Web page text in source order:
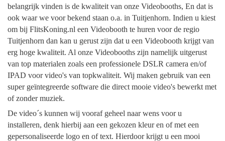
belangrijk vinden is de kwaliteit van onze Videobooths, En dat is
ook waar we voor bekend staan o.a. in Tuitjenhorn. Indien u kiest
om bij FlitsKoning.nl een Videobooth te huren voor de regio
Tuitjenhorn dan kan u gerust zijn dat u een Videobooth krijgt van
erg hoge kwaliteit. Al onze Videobooths zijn namelijk uitgerust
van top materialen zoals een professionele DSLR camera en/of
IPAD voor video's van topkwaliteit. Wij maken gebruik van een
super geïntegreerde software die direct mooie video's bewerkt met
of zonder muziek.
De video´s kunnen wij vooraf geheel naar wens voor u
installeren, denk hierbij aan een gekozen kleur en of met een
gepersonaliseerde logo en of text. Hierdoor krijgt u een mooi